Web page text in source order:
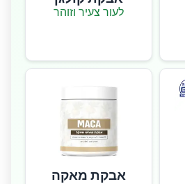
לעור צעיר וזוהר
אבקת מאקה